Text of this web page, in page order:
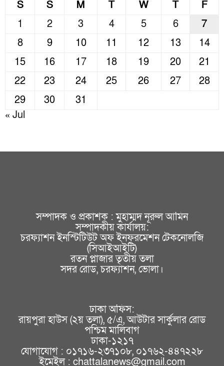
S
S M T W T
F
1
2 3 4 5 6
7
8
9 10 11 12 13
14
15
16 17 18 19 20
21
22
23 24 25 26 27
28
29
30
31
« Jul
সম্পাদক ও প্রকাশক : মুহাম্মদ নূরুল আমিন
সম্পাদকীয় কার্যালয়:
চরফ্যাশন ইনস্টিটিউট অফ ইনফরমেশন টেকনোলজি
(সিআইআইটি)
রতন প্লাজার তৃতীয় তলা
সদর রোড, চরফ্যাশন, ভোলা।
ঢাকা অফিস:
রায়পুরা হাউস (২য় তলা), ৫/এ, আউটার সার্কুলার রোড
পশ্চিম মালিবাগ
ঢাকা-১২১৭
যোগাযোগ : ০১৭১৬-২৩৭১০৮, ০১৭৬২-৪৪৭২২৮
ইমেইল : chattalanews@gmail.com